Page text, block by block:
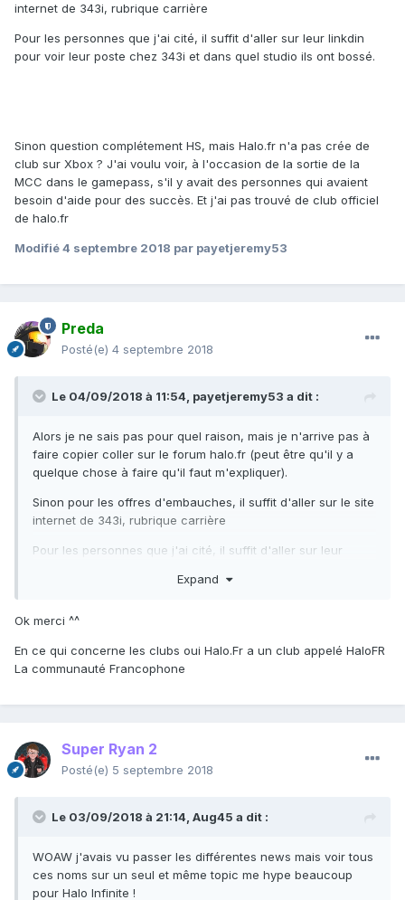
internet de 343i, rubrique carrière
Pour les personnes que j'ai cité, il suffit d'aller sur leur linkdin
pour voir leur poste chez 343i et dans quel studio ils ont bossé.
Sinon question complétement HS, mais Halo.fr n'a pas crée de
club sur Xbox ? J'ai voulu voir, à l'occasion de la sortie de la
MCC dans le gamepass, s'il y avait des personnes qui avaient
besoin d'aide pour des succès. Et j'ai pas trouvé de club officiel
de halo.fr
Modifié4 septembre 2018 par payetjeremy53
Preda
Posté(e) 4 septembre 2018
Le 04/09/2018 à 11:54, payetjeremy53 a dit :
Alors je ne sais pas pour quel raison, mais je n'arrive pas à
faire copier coller sur le forum halo.fr (peut être qu'il y a
quelque chose à faire qu'il faut m'expliquer).
Sinon pour les offres d'embauches, il suffit d'aller sur le site
internet de 343i, rubrique carrière
Pour les personnes que j'ai cité, il suffit d'aller sur leur
Sinon question complétement HS, mais Halo.fr n'a pas crée
club officiel de halo.fr
Expand
Ok merci ^^
En ce qui concerne les clubs oui Halo.Fr a un club appelé HaloFR
La communauté Francophone
Super Ryan 2
Posté(e) 5 septembre 2018
Le 03/09/2018 à 21:14, Aug45 a dit :
WOAW j'avais vu passer les différentes news mais voir tous
ces noms sur un seul et même topic me hype beaucoup
pour Halo Infinite !